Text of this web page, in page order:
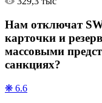
Нам отключат
карточки и
массовыми
санкциях?
❋ 6.6